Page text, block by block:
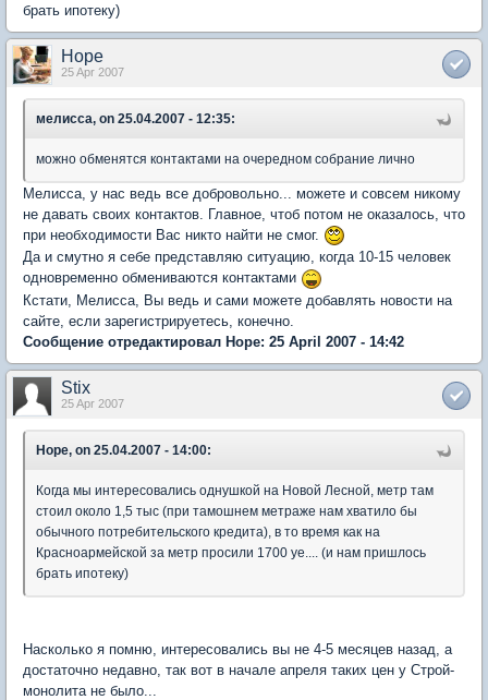
брать ипотеку)
Hope
25 Apr 2007
мелисса, on 25.04.2007 - 12:35:
можно обменятся контактами на очередном собрание лично
Мелисса, у нас ведь все добровольно... можете и совсем никому
не давать своих контактов. Главное, чтоб потом не оказалось, что
при необходимости Вас никто найти не смог.
Да и смутно я себе представляю ситуацию, когда 10-15 человек
одновременно обмениваются контактами
Кстати, Мелисса, Вы ведь и сами можете добавлять новости на
сайте, если зарегистрируетесь, конечно.
Сообщение отредактировал Hope: 25 April 2007 - 14:42
Stix
25 Apr 2007
Hope, on 25.04.2007 - 14:00:
Когда мы интересовались однушкой на Новой Лесной, метр там
стоил около 1,5 тыс (при тамошнем метраже нам хватило бы
обычного потребительского кредита), в то время как на
Красноармейской за метр просили 1700 уе.... (и нам пришлось
брать ипотеку)
Насколько я помню, интересовались вы не 4-5 месяцев назад, а
достаточно недавно, так вот в начале апреля таких цен у Строй-
монолита не было...